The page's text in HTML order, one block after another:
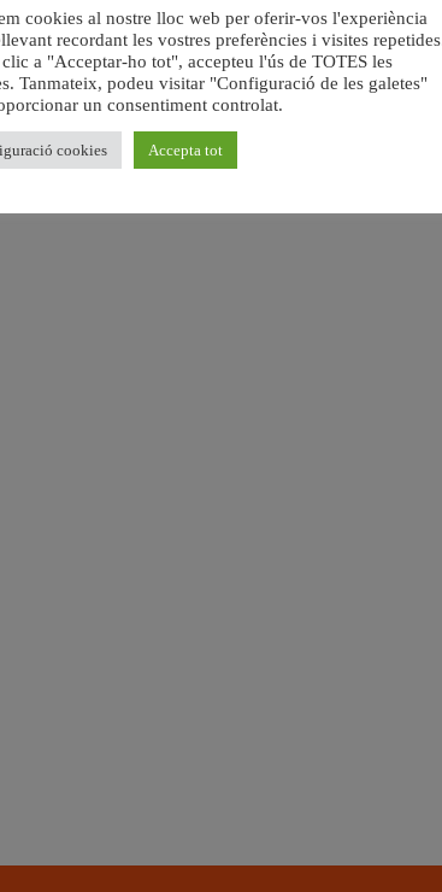
València retira prop de 15.000 litres de residus de la
Devesa durant el mes de juliol
6 agost, 2026
cookies al nostre lloc web per oferir-vos l'experiència
recordant les vostres preferències i visites
a "Acceptar-ho tot", accepteu l'ús de TOTES les
Tanmateix, podeu visitar "Configuració de les galetes"
un consentiment controlat.
cookies Accepta tot